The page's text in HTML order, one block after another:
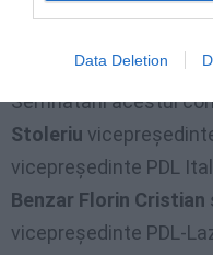
Data Deletion
Populară va căpăta
Semnatarii acestui
Stoleriu
vicepreședinte PDL
Benzar Florin Cristian
vicepreședinte PDL-